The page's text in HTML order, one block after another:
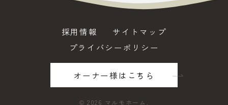
採用情報
サイトマップ
プライバシーポリシー
オーナー様はこちら
©2026 マルモホーム.